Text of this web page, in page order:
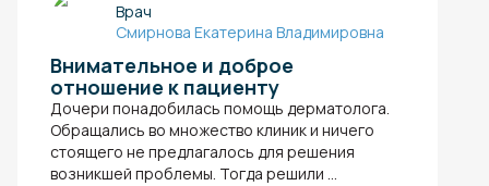
Врач
Смирнова Екатерина Владимировна
Внимательное и доброе
отношение к пациенту
Дочери понадобилась помощь дерматолога.
Обращались во множество клиник и ничего
стоящего не предлагалось для решения
возникшей проблемы. Тогда решили ...